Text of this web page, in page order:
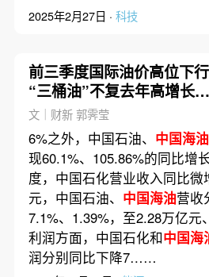
2025年2月27日 · 科技
前三季度国际油价高位下行
“三桶油”不复去年高增长态
势
文｜财新 郭霁莹
6%之外，中国石油、 中国海油
现60.1%、105.86%的同比增
度，中国石化营业收入同比微
元，中国石油、 中国海油营收
7.1%、1.39%，至2.28万亿元
利润方面，中国石化和中国海
润分别同比下降7……